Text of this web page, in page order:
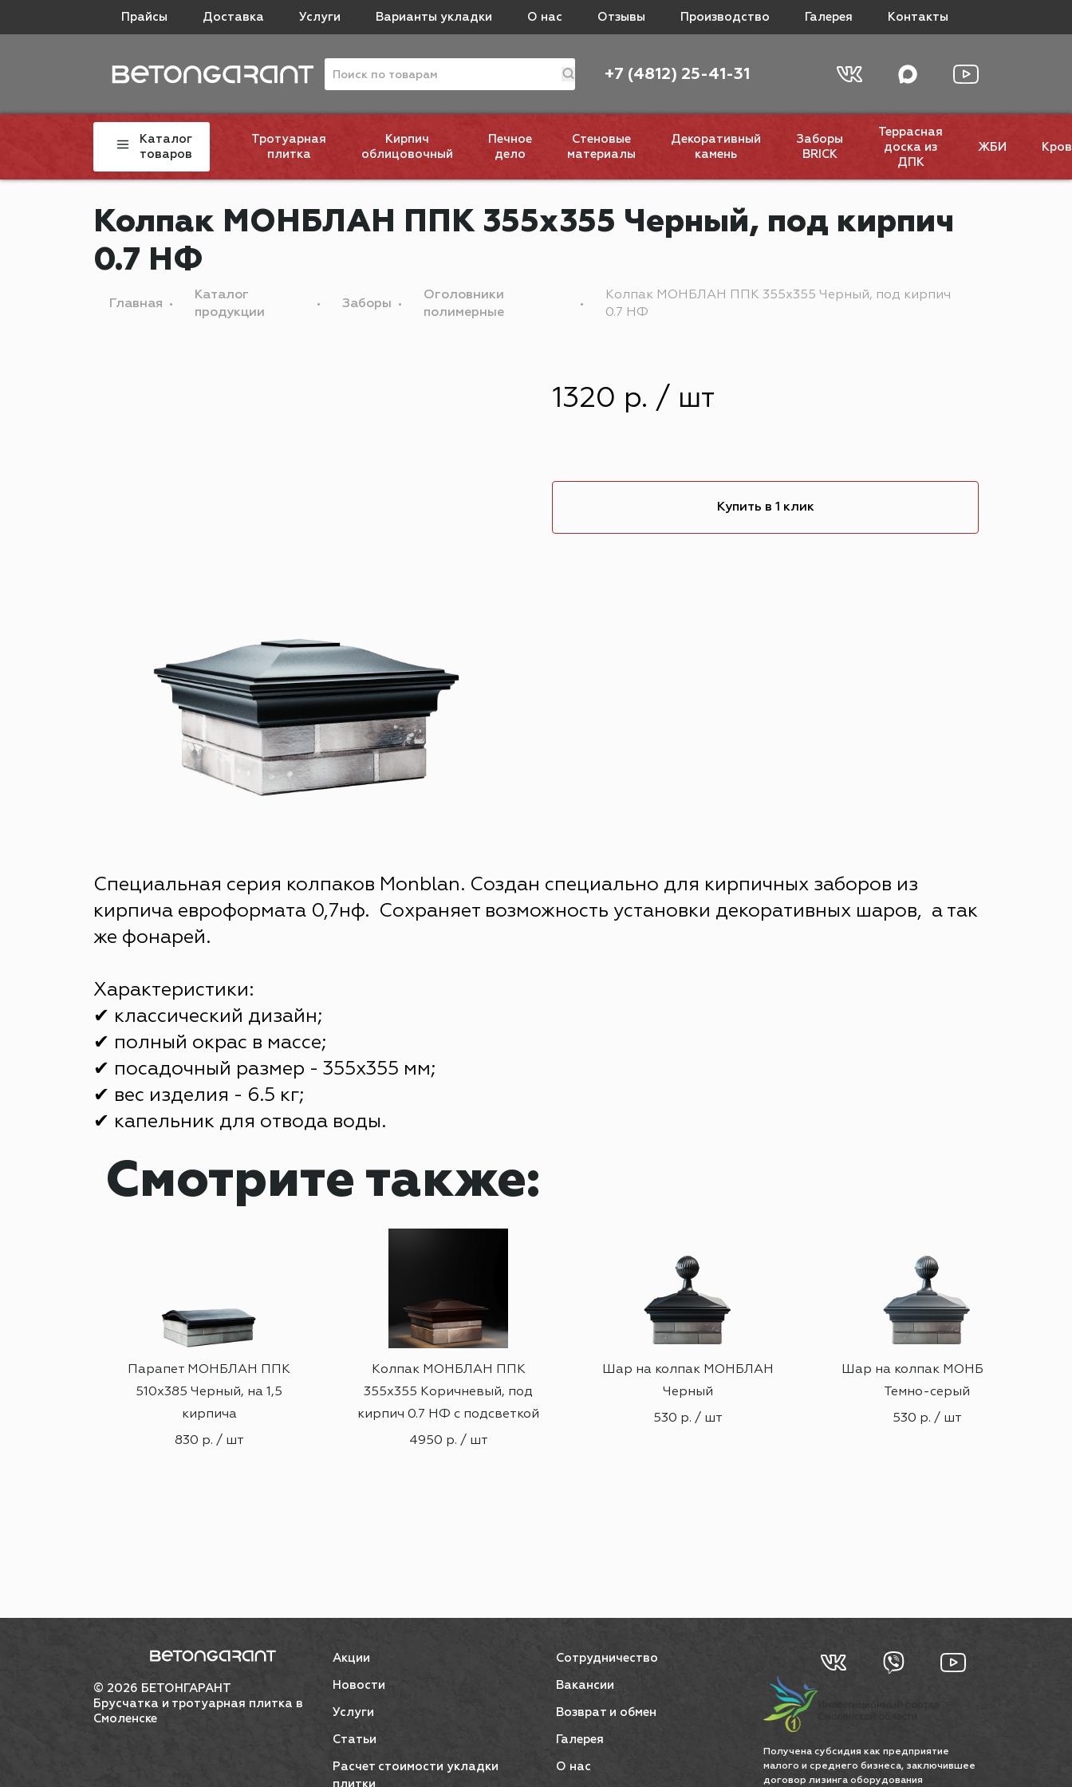
Прайсы Доставка Услуги Варианты укладки О нас Отзывы Производство Галерея Контакты
+7 (4812) 25-41-31
Каталог
товаров
Тротуарная
плитка
Кирпич
облицовочный
Печное
дело
Стеновые
материалы
Декоративный
камень
Заборы
BRICK
Террасная
доска из
ДПК
ЖБИ
Колпак МОНБЛАН ППК 355х355 Черный, под кирпич
0.7 НФ
Главная
Каталог
продукции
Заборы
Оголовники
полимерные
Колпак МОНБЛАН ППК 355х355 Черный, под кирпич
0.7 НФ
1320 р. / шт
Купить в 1 клик
Специальная серия колпаков Monblan. Создан специально для кирпичных заборов из
кирпича евроформата 0,7нф. Сохраняет возможность установки декоративных шаров, а так
же фонарей.
Характеристики:
✔ классический дизайн;
✔ полный окрас в массе;
✔ посадочный размер - 355х355 мм;
✔ вес изделия - 6.5 кг;
✔ капельник для отвода воды.
Смотрите также:
Парапет МОНБЛАН ППК
510х385 Черный, на 1,5
кирпича
830 р. / шт
Колпак МОНБЛАН ППК
355х355 Коричневый, под
кирпич 0.7 НФ с подсветкой
4950 р. / шт
Шар на колпак МОНБЛАН
Черный
530 р. / шт
Шар на колпак МОНБЛАН
Темно-серый
530 р. / шт
© 2026 БЕТОНГАРАНТ
Брусчатка и тротуарная плитка в
Смоленске
Акции
Новости
Услуги
Статьи
Расчет стоимости укладки
плитки
Сотрудничество
Вакансии
Возврат и обмен
Галерея
О нас
Получена субсидия как предприятие
малого и среднего бизнеса, заключившее
договор лизинга оборудования